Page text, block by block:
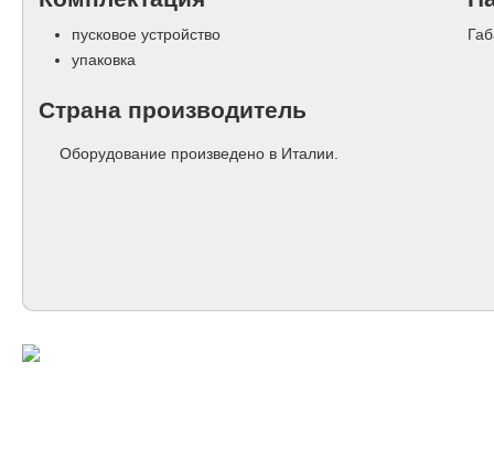
пусковое устройство
упаковка
Страна производитель
Оборудование произведено в Италии.